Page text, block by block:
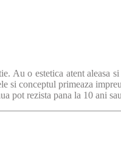
Au o estetica atent
si conceptul primeaza
pot rezista pana la 10 ani